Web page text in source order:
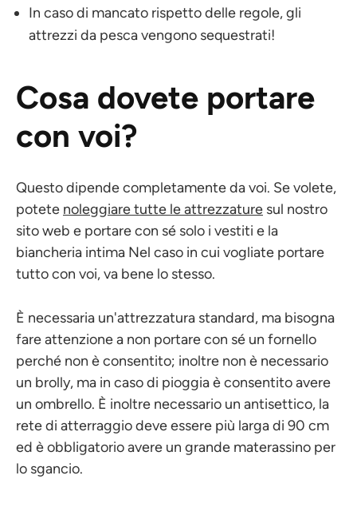
In caso di mancato rispetto delle regole, gli
attrezzi da pesca vengono sequestrati!
Cosa dovete portare
con voi?
Questo dipende completamente da voi. Se volete,
potete noleggiare tutte le attrezzature sul nostro
sito web e portare con sé solo i vestiti e la
biancheria intima Nel caso in cui vogliate portare
tutto con voi, va bene lo stesso.
È necessaria un'attrezzatura standard, ma bisogna
fare attenzione a non portare con sé un fornello
perché non è consentito; inoltre non è necessario
un brolly, ma in caso di pioggia è consentito avere
un ombrello. È inoltre necessario un antisettico, la
rete di atterraggio deve essere più larga di 90 cm
ed è obbligatorio avere un grande materassino per
lo sgancio.